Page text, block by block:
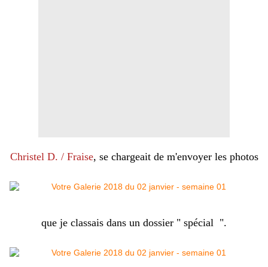
Christel D. / Fraise, se chargeait de m'envoyer les photos
que je classais dans un dossier " spécial ".